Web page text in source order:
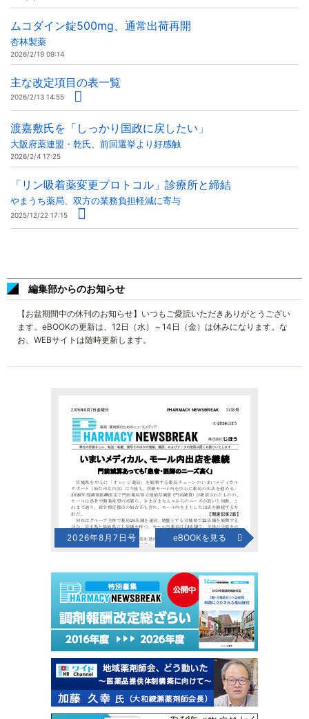
ムコダイン錠500mg、通常出荷再開
杏林製薬
2026/2/19 09:14
主な改定項目の表一覧
2026/2/13 14:55
渡嘉敷氏を「しっかり国政に戻したい」
大阪府薬連盟・乾氏、前回選挙より好感触
2026/2/4 17:25
「リン吸着薬変更プロトコル」診療所と締結
やまうち薬局、双方の業務負担軽減に寄与
2025/12/22 17:15
編集部からのお知らせ
【お盆期間中の休刊のお知らせ】いつもご愛読いただきありがとうござい
ます。eBOOKの更新は、12日（水）～14日（金）は休みになります。な
お、WEBサイトは随時更新します。
2026年8月7日号 eBOOKを見る